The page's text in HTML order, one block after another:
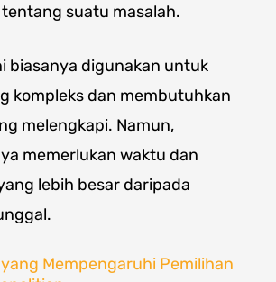
suatu masalah.
biasanya digunakan untuk
kompleks dan membutuhkan
melengkapi. Namun,
memerlukan waktu dan
lebih besar daripada
Mempengaruhi Pemilihan